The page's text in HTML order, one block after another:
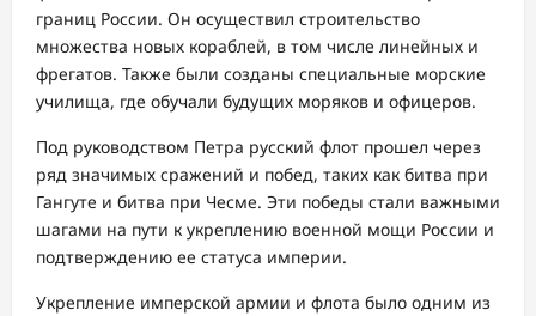
границ России. Он осуществил строительство
множества новых кораблей, в том числе линейных и
фрегатов. Также были созданы специальные морские
училища, где обучали будущих моряков и офицеров.
Под руководством Петра русский флот прошел через
ряд значимых сражений и побед, таких как битва при
Гангуте и битва при Чесме. Эти победы стали важными
шагами на пути к укреплению военной мощи России и
подтверждению ее статуса империи.
Укрепление имперской армии и флота было одним из